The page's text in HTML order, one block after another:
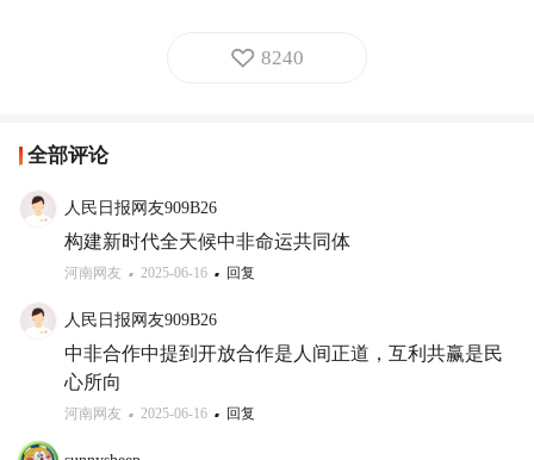
8240
全部评论
人民日报网友909B26
构建新时代全天候中非命运共同体
河南网友 2025-06-16 回复
人民日报网友909B26
中非合作中提到开放合作是人间正道，互利共赢是民
心所向
河南网友 2025-06-16 回复